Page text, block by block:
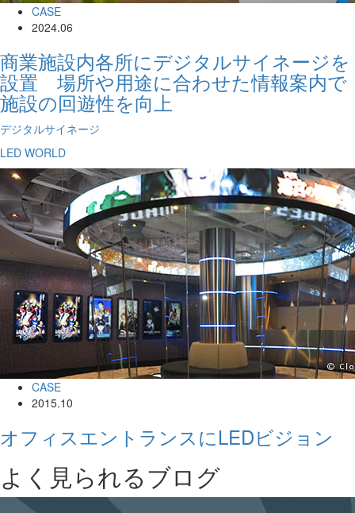
CASE
2024.06
商業施設内各所にデジタルサイネージを
設置 場所や用途に合わせた情報案内で
施設の回遊性を向上
デジタルサイネージ
LED WORLD
CASE
2015.10
オフィスエントランスにLEDビジョン
よく見られるブログ